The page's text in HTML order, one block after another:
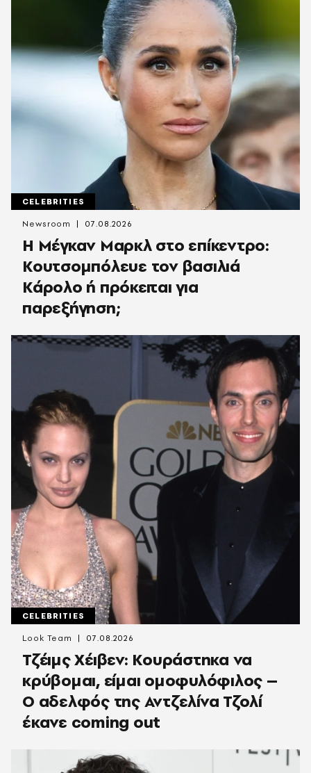
CELEBRITIES
Η Μέγκαν Μαρκλ στο επίκεντρο:
Κουτσομπόλευε τον βασιλιά
Κάρολο ή πρόκειται για
παρεξήγηση;
Newsroom 07.08.2026
CELEBRITIES
Τζέιμς Χέιβεν: Κουράστηκα να
κρύβομαι, είμαι ομοφυλόφιλος –
Ο αδελφός της Αντζελίνα Τζολί
έκανε coming out
Look Team 07.08.2026